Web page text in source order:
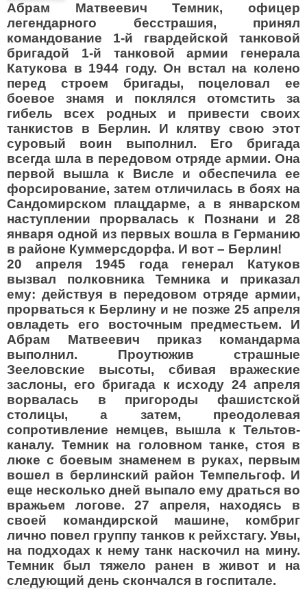
Абрам Матвеевич Темник, офицер
легендарного бесстрашия, принял
командование 1-й гвардейской танковой
бригадой 1-й танковой армии генерала
Катукова в 1944 году. Он встал на колено
перед строем бригады, поцеловал ее
боевое знамя и поклялся отомстить за
гибель всех родных и привести своих
танкистов в Берлин. И клятву свою этот
суровый воин выполнил. Его бригада
всегда шла в передовом отряде армии. Она
первой вышла к Висле и обеспечила ее
форсирование, затем отличилась в боях на
Сандомирском плацдарме, а в январском
наступлении прорвалась к Познани и 28
января одной из первых вошла в Германию
в районе Куммерсдорфа. И вот – Берлин!
20 апреля 1945 года генерал Катуков
вызвал полковника Темника и приказал
ему: действуя в передовом отряде армии,
прорваться к Берлину и не позже 25 апреля
овладеть его восточным предместьем. И
Абрам Матвеевич приказ командарма
выполнил. Проутюжив страшные
Зееловские высоты, сбивая вражеские
заслоны, его бригада к исходу 24 апреля
ворвалась в пригороды фашистской
столицы, а затем, преодолевая
сопротивление немцев, вышла к Тельтов-
каналу. Темник на головном танке, стоя в
люке с боевым знаменем в руках, первым
вошел в берлинский район Темпельгоф. И
еще несколько дней выпало ему драться во
вражьем логове. 27 апреля, находясь в
своей командирской машине, комбриг
лично повел группу танков к рейхстагу. Увы,
на подходах к нему танк наскочил на мину.
Темник был тяжело ранен в живот и на
следующий день скончался в госпитале.